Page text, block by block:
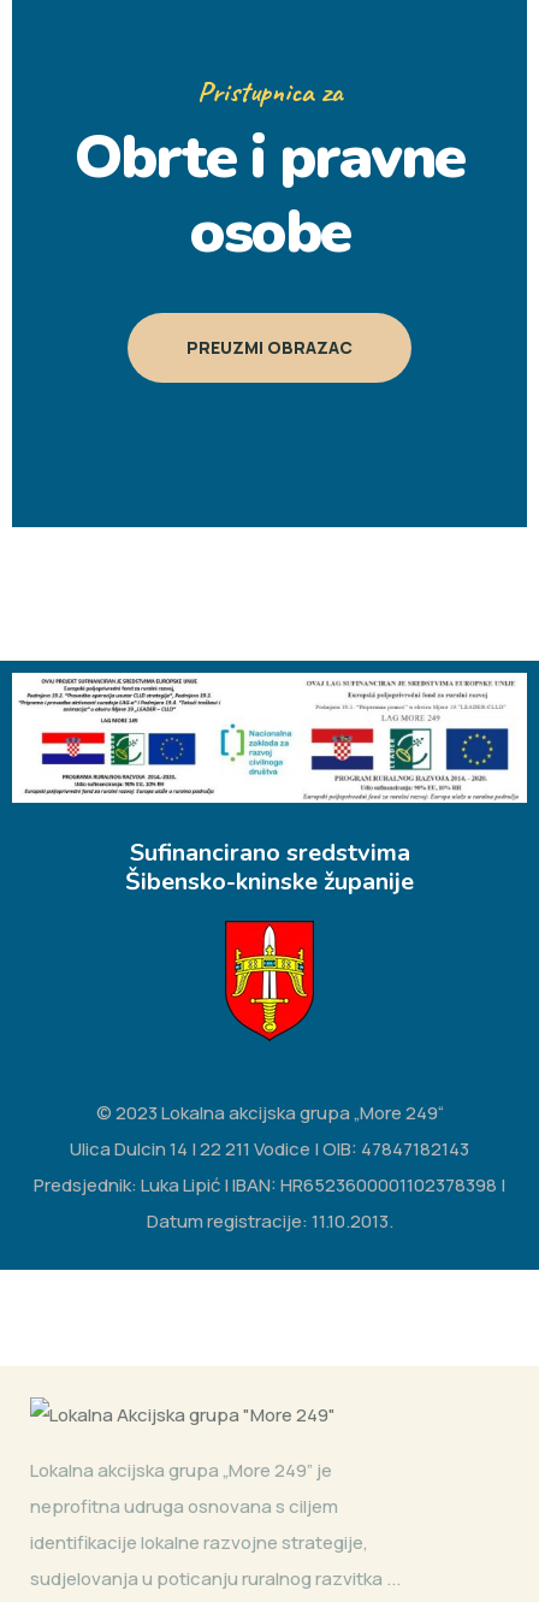
Pristupnica za
Obrte i pravne
osobe
PREUZMI OBRAZAC
Sufinancirano sredstvima
Šibensko-kninske županije
© 2023 Lokalna akcijska grupa „More 249“
Ulica Dulcin 14 | 22 211 Vodice | OIB: 47847182143
Predsjednik: Luka Lipić | IBAN: HR6523600001102378398 |
Datum registracije: 11.10.2013.
Lokalna akcijska grupa „More 249” je
neprofitna udruga osnovana s ciljem
identifikacije lokalne razvojne strategije,
sudjelovanja u poticanju ruralnog razvitka ...